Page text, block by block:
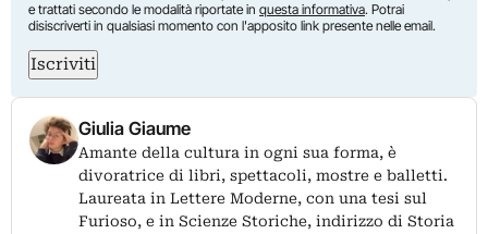
e trattati secondo le modalità riportate in questa informativa. Potrai
disiscriverti in qualsiasi momento con l'apposito link presente nelle email.
Iscriviti
Giulia Giaume
Amante della cultura in ogni sua forma, è
divoratrice di libri, spettacoli, mostre e balletti.
Laureata in Lettere Moderne, con una tesi sul
Furioso, e in Scienze Storiche, indirizzo di Storia